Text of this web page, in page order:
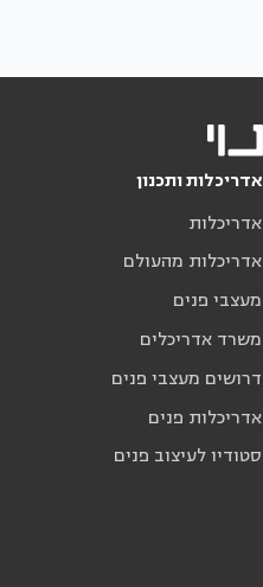
אדריכלות ותכנון
אדריכלות
אדריכלות מהעולם
מעצבי פנים
משרד אדריכלים
דרושים מעצבי פנים
אדריכלות פנים
סטודיו לעיצוב פנים